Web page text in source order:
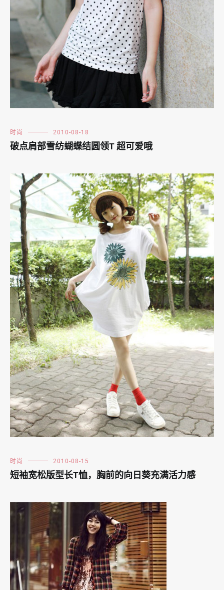
时尚 2010-08-18
破点肩部雪纺蝴蝶结圆领T 超可爱哦
时尚 2010-08-15
短袖宽松版型长T恤，胸前的向日葵充满活力感